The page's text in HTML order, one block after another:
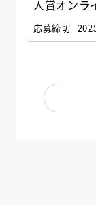
人賞オン
と担当編集
講座」
応募締切